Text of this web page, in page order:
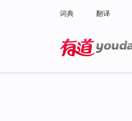
词典 翻译